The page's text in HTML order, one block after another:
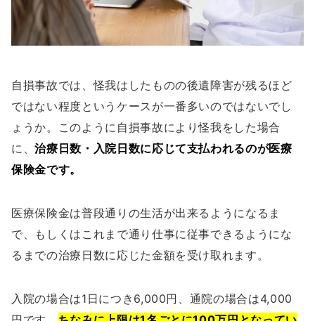
自損事故では、怪我はしたものの後遺障害が残るほど
ではない程度というケースが一番多いのではないでし
ょうか。このように自損事故により怪我をした場合
に、治療日数・入院日数に応じて支払われるのが医療
保険金です。
医療保険金は普段通りの生活が出来るようになるま
で、もしくはこれまで通り仕事に従事できるようにな
るまでの治療日数に応じた金額を受け取れます。
入院の場合は1日につき6,000円、通院の場合は4,000